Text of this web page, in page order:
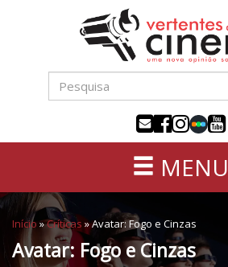
conteúdo
sétima
MENU
Início »Críticas »Avatar: Fogo e Cinzas
Avatar: Fogo e Cinzas